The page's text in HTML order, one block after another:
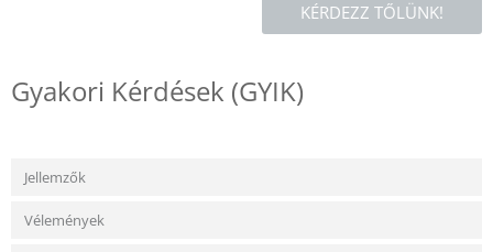
KÉRDEZZ TŐLÜNK!
Gyakori Kérdések (GYIK)
Jellemzők
Vélemények